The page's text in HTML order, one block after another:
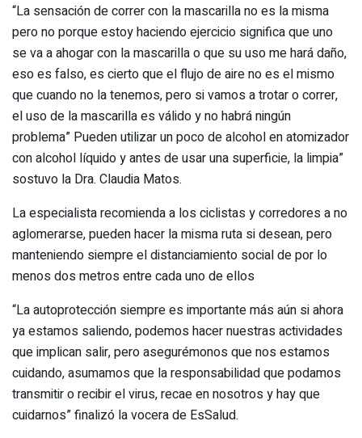
“La sensación de correr con la mascarilla no es la misma
pero no porque estoy haciendo ejercicio significa que uno
se va a ahogar con la mascarilla o que su uso me hará daño,
eso es falso, es cierto que el flujo de aire no es el mismo
que cuando no la tenemos, pero si vamos a trotar o correr,
el uso de la mascarilla es válido y no habrá ningún
problema” Pueden utilizar un poco de alcohol en atomizador
con alcohol líquido y antes de usar una superficie, la limpia”
sostuvo la Dra. Claudia Matos.
La especialista recomienda a los ciclistas y corredores a no
aglomerarse, pueden hacer la misma ruta si desean, pero
manteniendo siempre el distanciamiento social de por lo
menos dos metros entre cada uno de ellos
“La autoprotección siempre es importante más aún si ahora
ya estamos saliendo, podemos hacer nuestras actividades
que implican salir, pero asegurémonos que nos estamos
cuidando, asumamos que la responsabilidad que podamos
transmitir o recibir el virus, recae en nosotros y hay que
cuidarnos” finalizó la vocera de EsSalud.